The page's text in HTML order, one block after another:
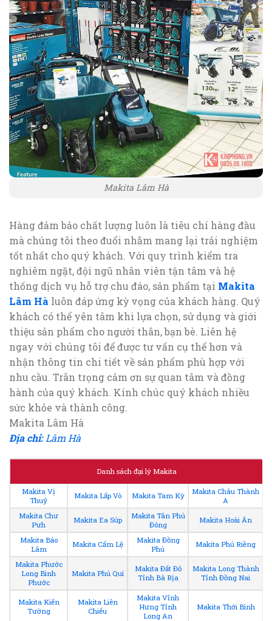
Makita Lâm Hà
Hàng đảm bảo chất lượng luôn là tiêu chí hàng đầu
mà chúng tôi theo đuổi nhằm mang lại trải nghiệm
tốt nhất cho quý khách. Với quy trình kiểm tra
nghiêm ngặt, đội ngũ nhân viên tận tâm và hệ
thống dịch vụ hỗ trợ chu đáo, sản phẩm tại Makita
Lâm Hà luôn đáp ứng kỳ vọng của khách hàng. Quý
khách có thể yên tâm khi lựa chọn, sử dụng và giới
thiệu sản phẩm cho người thân, bạn bè. Liên hệ
ngay với chúng tôi để được tư vấn cụ thể hơn và
nhận thông tin chi tiết về sản phẩm phù hợp với
nhu cầu. Trân trọng cảm ơn sự quan tâm và đồng
hành của quý khách. Kính chúc quý khách nhiều
sức khỏe và thành công.
Makita Lâm Hà
Địa chỉ: Lâm Hà
Danh sách đại lý Makita
Makita Vị
Thuỷ
Makita Lấp Vò Makita Tam Kỳ
Makita Châu Thành
A
Makita Chư
Pưh
Makita Ea Súp
Makita Tân Phú
Đông
Makita Hoài Ân
Makita Bảo
Lâm
Makita Cẩm Lệ
Makita Đồng
Phú
Makita Phú Riềng
Makita Phước
Long Bình
Phước
Makita Phú Quí
Makita Đất Đỏ
Tỉnh Bà Rịa
Makita Long Thành
Tỉnh Đồng Nai
Makita Kiến
Tường
Makita Liên
Chiểu
Makita Vĩnh
Hưng Tỉnh
Long An
Makita Thới Bình